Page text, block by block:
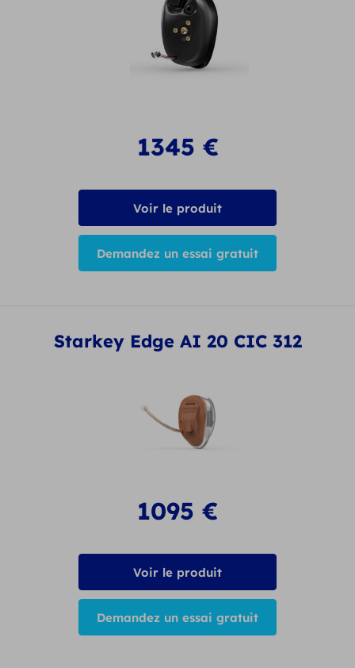
1345 €
Voir le produit
Demandez un essai gratuit
Starkey Edge AI 20 CIC 312
1095 €
Voir le produit
Demandez un essai gratuit